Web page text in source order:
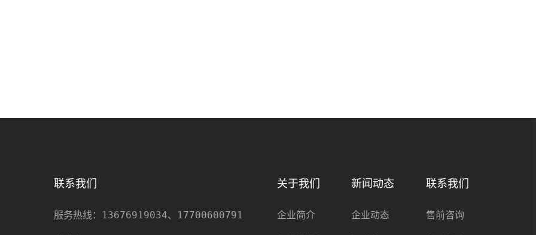
联系我们
服务热线： 13676919034、17700600791
关于我们
企业简介
新闻动态
企业动态
联系我们
售前咨询